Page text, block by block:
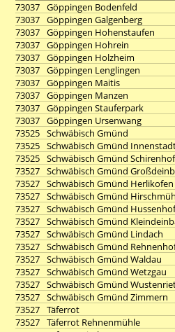
73037 Göppingen Bodenfeld
73037 Göppingen Galgenberg
73037 Göppingen Hohenstaufen
73037 Göppingen Hohrein
73037 Göppingen Holzheim
73037 Göppingen Lenglingen
73037 Göppingen Maitis
73037 Göppingen Manzen
73037 Göppingen Stauferpark
73037 Göppingen Ursenwang
73525 Schwäbisch Gmünd
73525 Schwäbisch Gmünd
73525 Schwäbisch Gmünd Schirenhof
73527 Schwäbisch Gmünd
73527 Schwäbisch Gmünd Herlikofen
73527 Schwäbisch Gmünd
73527 Schwäbisch Gmünd
73527 Schwäbisch Gmünd
73527 Schwäbisch Gmünd Lindach
73527 Schwäbisch Gmünd
73527 Schwäbisch Gmünd Waldau
73527 Schwäbisch Gmünd Wetzgau
73527 Schwäbisch Gmünd
73527 Schwäbisch Gmünd Zimmern
73527 Täferrot
73527 Täferrot Rehnenmühle